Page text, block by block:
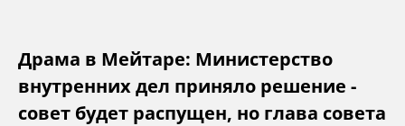
Драма в Мейтаре: Министерство
внутренних дел приняло решение -
совет будет распущен, но глава совета